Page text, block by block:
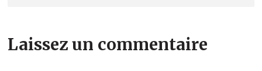
Laissez un commentaire